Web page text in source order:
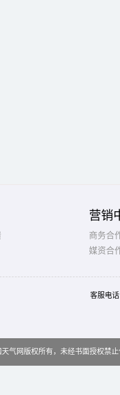
营销
商务合
媒资合
客服电
天气网版权所有，未经书面授权